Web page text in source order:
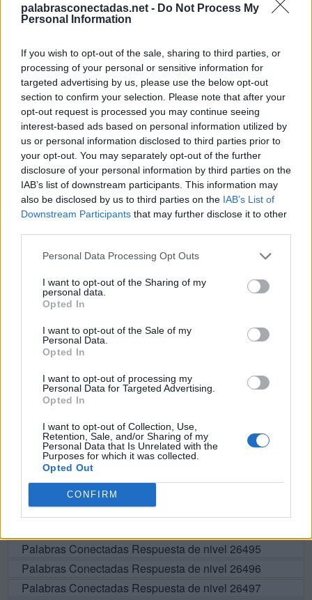
palabrasconectadas.net - Do Not Process My
Personal Information
If you wish to opt-out of the sale, sharing to third parties, or
processing of your personal or sensitive information for
targeted advertising by us, please use the below opt-out
section to confirm your selection. Please note that after your
opt-out request is processed you may continue seeing
interest-based ads based on personal information utilized by
us or personal information disclosed to third parties prior to
your opt-out. You may separately opt-out of the further
disclosure of your personal information by third parties on the
IAB’s list of downstream participants. This information may
also be disclosed by us to third parties on the IAB’s List of
Downstream Participants that may further disclose it to other
Personal Data Processing Opt Outs
I want to opt-out of the Sharing of my
personal data.
Opted In
I want to opt-out of the Sale of my
Personal Data.
Opted In
I want to opt-out of processing my
Personal Data for Targeted Advertising.
Opted In
I want to opt-out of Collection, Use,
Retention, Sale, and/or Sharing of my
Personal Data that Is Unrelated with the
Purposes for which it was collected.
Opted Out
CONFIRM
G
R A D U A
R
Palabras extra:
A
U R
A
A
R D
A
A
G U
A
A
R A
R
G
A R R
A
G
R A D
A
G
U A R
A
U R A R
A
R
A
R R
R A
G U D
A
BUSCAR MÁS
RESPUESTAS
Por favor seleccione los niveles:
Palabras Conectadas Respuesta de nivel 26495
Palabras Conectadas Respuesta de nivel 26496
Palabras Conectadas Respuesta de nivel 26497